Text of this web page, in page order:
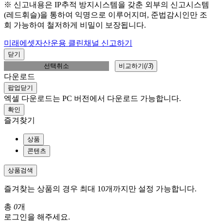
※ 신고내용은 IP추적 방지시스템을 갖춘 외부의 신고시스템
(레드휘슬)을 통하여 익명으로 이루어지며, 준법감시인만 조
회 가능하여 철저하게 비밀이 보장됩니다.
미래에셋자산운용 클린채널 신고하기
닫기
선택취소
비교하기(/3)
다운로드
팝업닫기
엑셀 다운로드는 PC 버전에서 다운로드 가능합니다.
확인
즐겨찾기
상품
콘텐츠
상품검색
즐겨찾는 상품의 경우 최대 10개까지만 설정 가능합니다.
총 0개
로그인을 해주세요.